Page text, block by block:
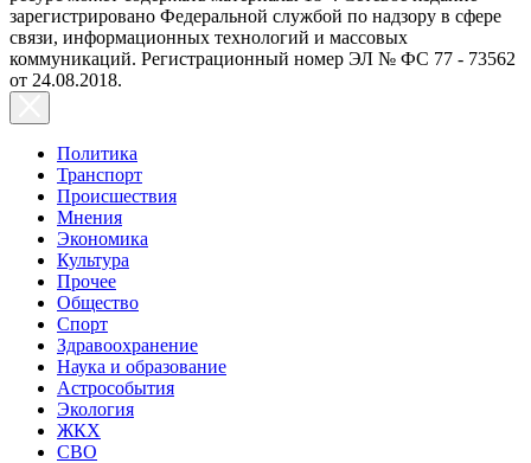
зарегистрировано Федеральной службой по надзору в сфере
связи, информационных технологий и массовых
коммуникаций. Регистрационный номер ЭЛ № ФС 77 - 73562
от 24.08.2018.
Политика
Транспорт
Происшествия
Мнения
Экономика
Культура
Прочее
Общество
Спорт
Здравоохранение
Наука и образование
Астрособытия
Экология
ЖКХ
СВО